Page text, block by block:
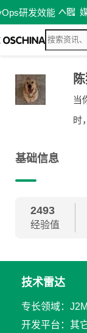
研发效能
当
时
基础信息
2493
经验值
技术雷达
专长领域：
开发平台：其